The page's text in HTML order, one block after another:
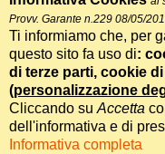
RSS feed
RSS Top News
Contatti
International
Provv. Garante n.229 08/05/
Ti informiamo che, per
questo sito fa uso di:
di terze parti, cookie
(personalizzazione
Cliccando su Accetta
dell'informativa e di
Informativa completa